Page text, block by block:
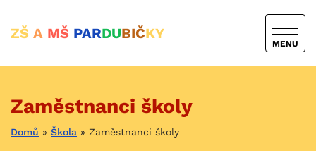
ZŠ A MŠ PARDUBIČKY
MENU
Zaměstnanci školy
Domů » Škola » Zaměstnanci školy